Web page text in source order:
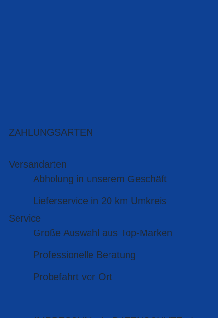
ZAHLUNGSARTEN
Versandarten
Abholung in unserem Geschäft
Lieferservice in 20 km Umkreis
Service
Große Auswahl aus Top-Marken
Professionelle Beratung
Probefahrt vor Ort